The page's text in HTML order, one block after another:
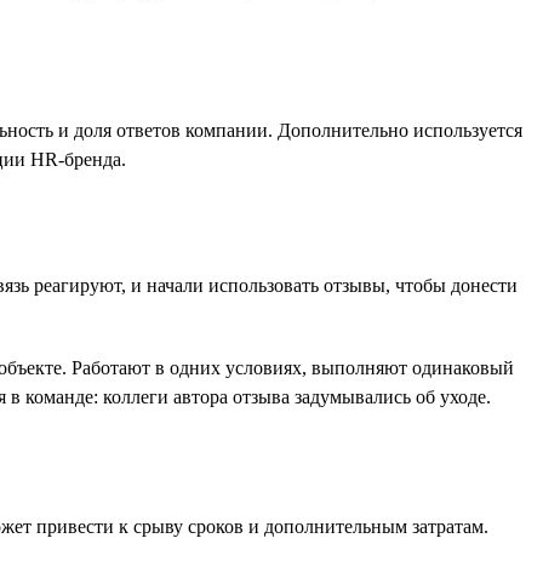
и доля ответов компании. Дополнительно используется
HR-бренда.
реагируют, и начали использовать отзывы, чтобы донести
Работают в одних условиях, выполняют одинаковый
команде: коллеги автора отзыва задумывались об уходе.
привести к срыву сроков и дополнительным затратам.